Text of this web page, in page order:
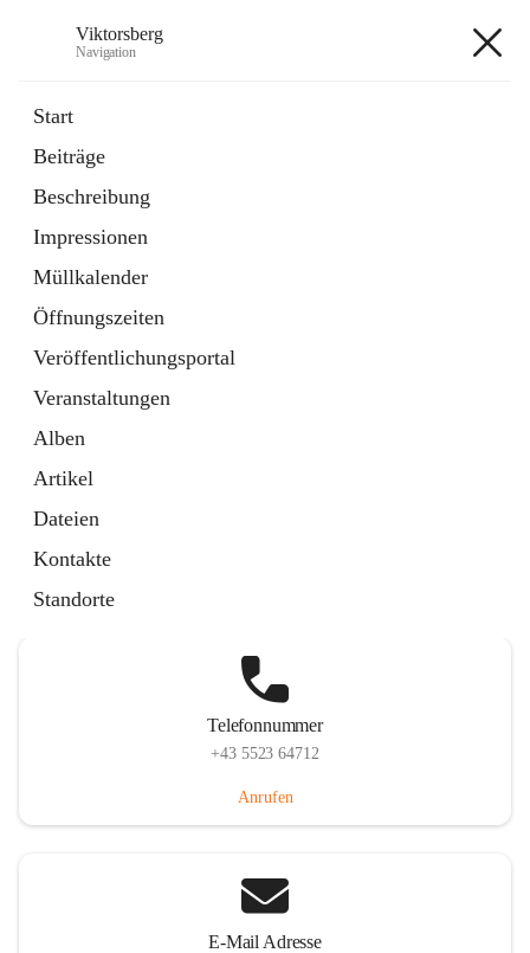
Viktorsberg
Navigation
Start
Beiträge
Beschreibung
Impressionen
Müllkalender
Öffnungszeiten
Veröffentlichungsportal
Veranstaltungen
Alben
Artikel
Dateien
Kontakte
Standorte
1 Schnellzugriff
Bürgerservice
10 Schnellzugriffe
Telefonnummer
+43 5523 64712
Anrufen
E-Mail Adresse